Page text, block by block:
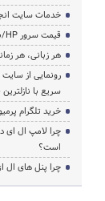
خدمات سایت
قیمت سرور HP/بررسی و خرید سرور اچ پی
هر زبانی، هر
رونمایی از
سریع با
خرید تلگرام
چرا لامپ ال ای
است؟
چرا پنل های